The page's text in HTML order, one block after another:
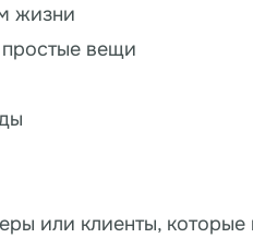
жизни
простые вещи
или клиенты, которые